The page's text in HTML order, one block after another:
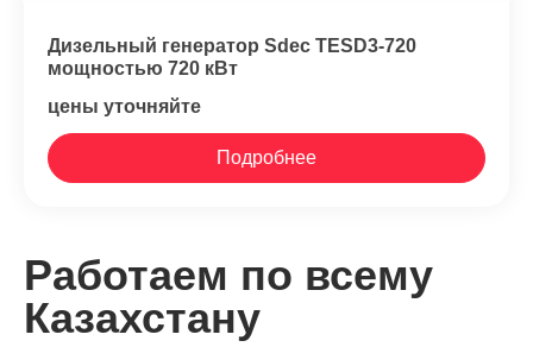
Дизельный генератор Sdec TESD3-720
мощностью 720 кВт
цены уточняйте
Подробнее
Работаем по всему
Казахстану